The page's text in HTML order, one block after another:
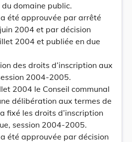
domaine public.
été approuvée par arrêté
2004 et par décision
2004 et publiée en due
des droits d’inscription aux
2004-2005.
2004 le Conseil communal
délibération aux termes de
fixé les droits d’inscription
session 2004-2005.
été approuvée par décision